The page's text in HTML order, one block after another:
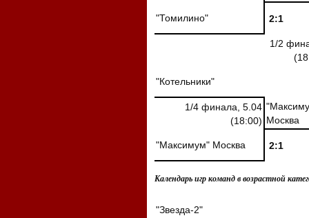
"Томилино" 2:1
1/2
"Котельники"
1/4 финала, 5.04
(18:00) Москва
"Максимум" Москва 2:1
Календарь игр команд в возрастной
"Звезда-2"